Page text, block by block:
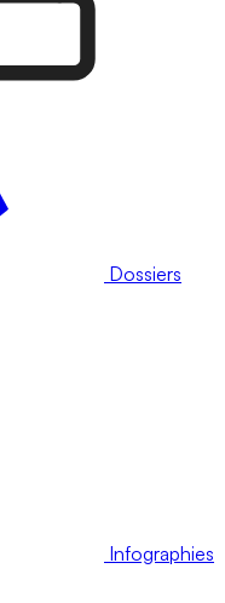
Dossiers
Infographies